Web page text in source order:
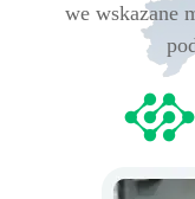
we wskazane